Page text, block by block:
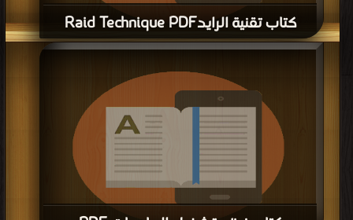
كتاب برمجة أنظمة التشغيل PDF
قراءة و تحميل كتاب كتاب برمجة أنظمة التشغيل PDF مجانا | مكتبة >
كتب في
Download Free
| التحميل : مرة/مرات